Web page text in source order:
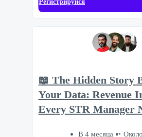
Регистрируйся
📖 The Hidden Story
Your Data: Revenue
Every STR Manager
В 4 месяца